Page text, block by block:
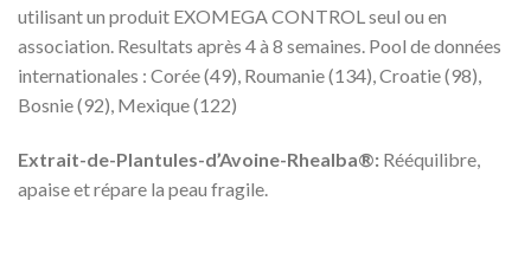
utilisant un produit EXOMEGA CONTROL seul ou en
association. Resultats après 4 à 8 semaines. Pool de données
internationales : Corée (49), Roumanie (134), Croatie (98),
Bosnie (92), Mexique (122)
Extrait-de-Plantules-d’Avoine-Rhealba®: Rééquilibre,
apaise et répare la peau fragile.